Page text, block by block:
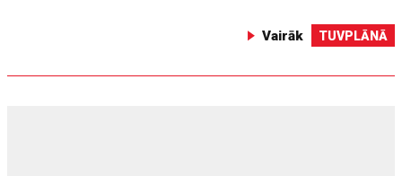
Vairāk TUVPLĀNĀ